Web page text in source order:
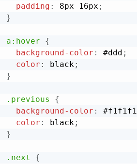
padding : 8px 16px ;
}
a:hover
{
background-color : #ddd ;
color : black;
}
.previous
{
background-color : #f1f1f1
color : black;
}
.next
{